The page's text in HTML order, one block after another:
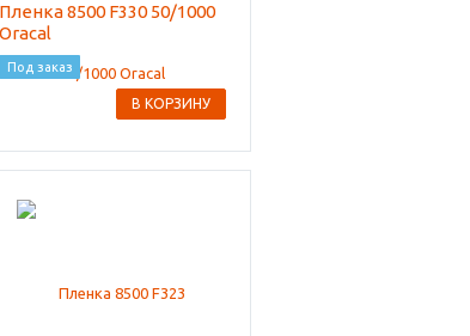
Пленка 8500 F330 50/1000
Oracal
Под заказ
В КОРЗИНУ